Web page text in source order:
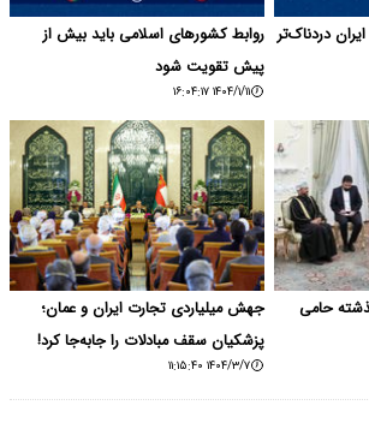
دردناک‌تر روابط کشورهای اسلامی باید بیش از
پیش تقویت شود
۱۴۰۴/۱/۱۱ ۱۶:۰۴:۱۷
حامی
جهش میلیاردی تجارت ایران و عمان؛
پزشکیان سقف مبادلات را جابه‌جا کرد!
۱۴۰۴/۳/۷ ۱۱:۱۵:۴۰